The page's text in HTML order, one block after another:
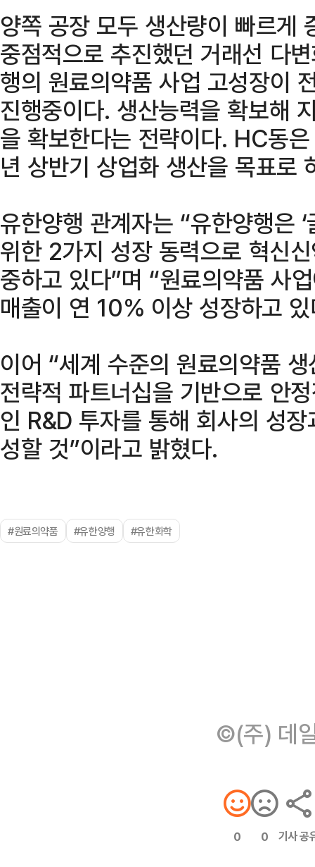
양쪽 공장 모두 생산량이 빠르게
중점적으로 추진했던 거래선 다
행의 원료의약품 사업 고성장이
진행중이다. 생산능력을 확보해
을 확보한다는 전략이다. HC동
년 상반기 상업화 생산을 목표로
유한양행 관계자는 “유한양행은
위한 2가지 성장 동력으로 혁신
중하고 있다”며 “원료의약품 사
매출이 연 10% 이상 성장하고
이어 “세계 수준의 원료의약품
전략적 파트너십을 기반으로 안
인 R&D 투자를 통해 회사의 성
성할 것”이라고 밝혔다.
#원료의약품 #유한양행 #유한화학
©(주) 데
0 0 기사 공